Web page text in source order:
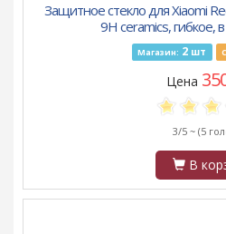
Защитное стекло для Xiaomi
9H ceramics, гибкое,
Магазин: 2 шт
Цена
3/5 ~ (5
В